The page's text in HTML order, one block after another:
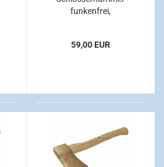
funkenfrei,
59,00 EUR